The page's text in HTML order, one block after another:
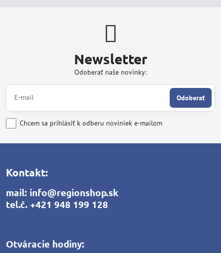
Newsletter
Odoberať naše novinky:
Odoberať
Chcem sa prihlásiť k odberu noviniek e-mailom
Kontakt:
mail: info@regionshop.sk
tel.č. +421 948 199 128
Otváracie hodiny: